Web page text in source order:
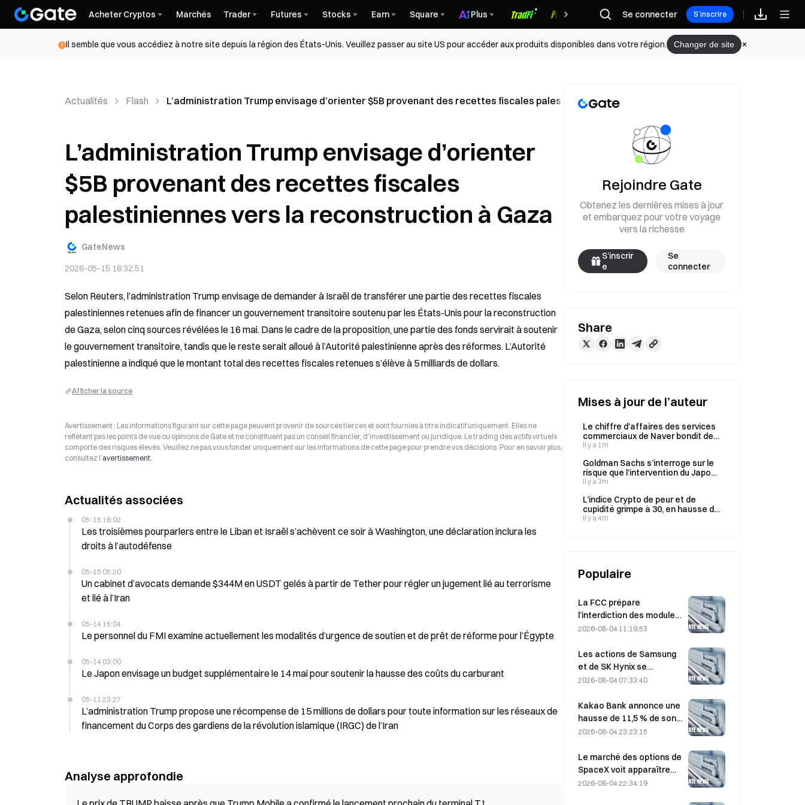
Acheter Cryptos Marchés Trader Futures Stocks Earn Square Plus Récompenses
Se connecter S’inscrire
Il semble que vous accédiez à notre site depuis la région des États-Unis. Veuillez passer au site US pour accéder aux produits disponibles dans votre région. Changer de site
Actualités Flash L’administration Trump envisage d’orienter $5B provenant des recettes fiscales palestiniennes vers la reconstruction à Gaza
L’administration Trump envisage d’orienter
$5B provenant des recettes fiscales
palestiniennes vers la reconstruction à Gaza
GateNews
2026-05-15 16:32:51
Selon Reuters, l’administration Trump envisage de demander à Israël de transférer une partie des recettes fiscales
palestiniennes retenues afin de financer un gouvernement transitoire soutenu par les États-Unis pour la reconstruction
de Gaza, selon cinq sources révélées le 16 mai. Dans le cadre de la proposition, une partie des fonds servirait à soutenir
le gouvernement transitoire, tandis que le reste serait alloué à l’Autorité palestinienne après des réformes. L’Autorité
palestinienne a indiqué que le montant total des recettes fiscales retenues s’élève à 5 milliards de dollars.
Afficher la source
Avertissement : Les informations figurant sur cette page peuvent provenir de sources tierces et sont fournies à titre indicatif uniquement. Elles ne
reflètent pas les points de vue ou opinions de Gate et ne constituent pas un conseil financier, d’investissement ou juridique. Le trading des actifs virtuels
comporte des risques élevés. Veuillez ne pas vous fonder uniquement sur les informations de cette page pour prendre vos décisions. Pour en savoir plus,
consultez l’avertissement.
Actualités associées
05-15 16:02
Les troisièmes pourparlers entre le Liban et Israël s’achèvent ce soir à Washington, une déclaration inclura les
droits à l’autodéfense
05-15 05:20
Un cabinet d’avocats demande $344M en USDT gelés à partir de Tether pour régler un jugement lié au terrorisme
et lié à l’Iran
05-14 15:04
Le personnel du FMI examine actuellement les modalités d’urgence de soutien et de prêt de réforme pour l’Égypte
05-14 03:00
Le Japon envisage un budget supplémentaire le 14 mai pour soutenir la hausse des coûts du carburant
05-11 23:27
L’administration Trump propose une récompense de 15 millions de dollars pour toute information sur les réseaux de
financement du Corps des gardiens de la révolution islamique (IRGC) de l’Iran
Analyse approfondie
Rejoindre Gate
Obtenez les dernières mises à jour
et embarquez pour votre voyage
vers la richesse
S’inscrir
e
Se
connecter
Share
Mises à jour de l’auteur
Le chiffre d’affaires des services
commerciaux de Naver bondit de
31,3 % au T2 ; N-Delivery
Coupang enregistre une $556M
perte d’exploitation
Il y a 1m
Goldman Sachs s’interroge sur le
risque que l’intervention du Japon
pour soutenir le yen représente
monnaie de réserve
Il y a 3m
L’indice Crypto de peur et de
cupidité grimpe à 30, en hausse de
4 points en 24 heures
Il y a 4m
Populaire
La FCC prépare
l’interdiction des modules
optiques chinois pour
Xinyuan pourrait subir un
impact sur 27 % de sa part
de marché.
2026-08-04 11:19:53
Les actions de Samsung
et de SK Hynix se
redressent après des
achats des particuliers
2026-08-04 07:33:40
Kakao Bank annonce une
hausse de 11,5 % de son
bénéfice net au deuxième
du premier semestre
atteignant un niveau
record
2026-08-04 23:23:15
Le marché des options de
SpaceX voit apparaître
$20M de mystérieuses
2026-08-04 22:34:19